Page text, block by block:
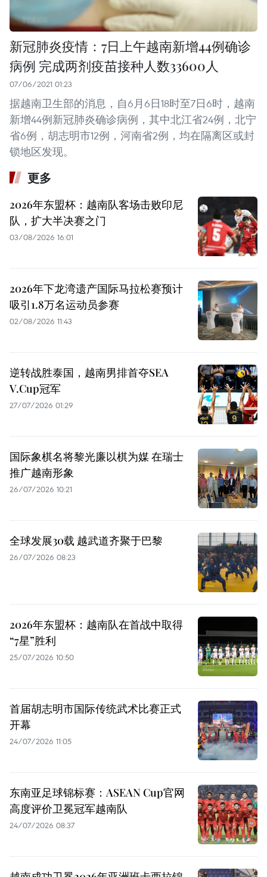
新冠肺炎疫情：7日上午越南新增44例确诊
病例 完成两剂疫苗接种人数33600人
07/06/2021 01:23
据越南卫生部的消息，自6月6日18时至7日6时，越南
新增44例新冠肺炎确诊病例，其中北江省24例，北宁
省6例，胡志明市12例，河南省2例，均在隔离区或封
锁地区发现。
更多
2026年东盟杯：越南队客场击败印尼
队，扩大半决赛之门
03/08/2026 16:01
2026年下龙湾遗产国际马拉松赛预计
吸引1.8万名运动员参赛
02/08/2026 11:43
逆转战胜泰国，越南男排首夺SEA
V.Cup冠军
27/07/2026 01:29
国际象棋名将黎光廉以棋为媒 在瑞士
推广越南形象
26/07/2026 10:21
全球发展30载 越武道齐聚于巴黎
26/07/2026 08:23
2026年东盟杯：越南队在首战中取得
“7星”胜利
25/07/2026 10:50
首届胡志明市国际传统武术比赛正式
开幕
24/07/2026 11:05
东南亚足球锦标赛：ASEAN Cup官网
高度评价卫冕冠军越南队
24/07/2026 08:37